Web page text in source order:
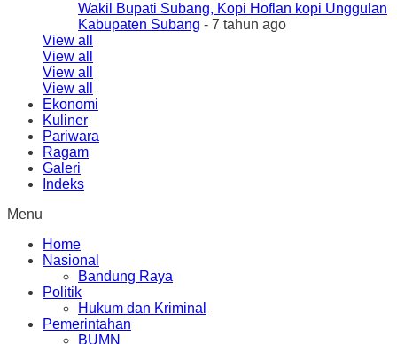
Wakil Bupati Subang, Kopi Hoflan kopi Unggulan
Kabupaten Subang - 7 tahun ago
View all
View all
View all
View all
Ekonomi
Kuliner
Pariwara
Ragam
Galeri
Indeks
Menu
Home
Nasional
Bandung Raya
Politik
Hukum dan Kriminal
Pemerintahan
BUMN